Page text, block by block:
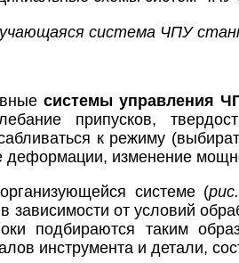
система ЧПУ
системы управления
припусков,
к режиму
деформации, изменение
системе (
зависимости от условий
подбираются таким
инструмента и детали,